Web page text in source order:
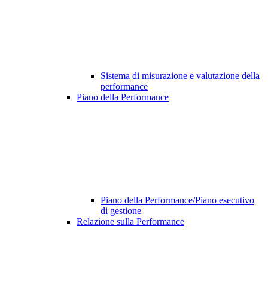
Sistema di misurazione e valutazione della
performance
Piano della Performance
Piano della Performance/Piano esecutivo
di gestione
Relazione sulla Performance